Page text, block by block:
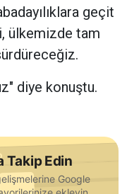
geçit
ülkemizde tam
diye konuştu.
Takip Edin
Google